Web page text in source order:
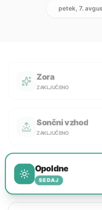
petek, 7.
Zora
ZAKLJUČENO
Sončni vzhod
ZAKLJUČENO
Opoldne
SEDAJ